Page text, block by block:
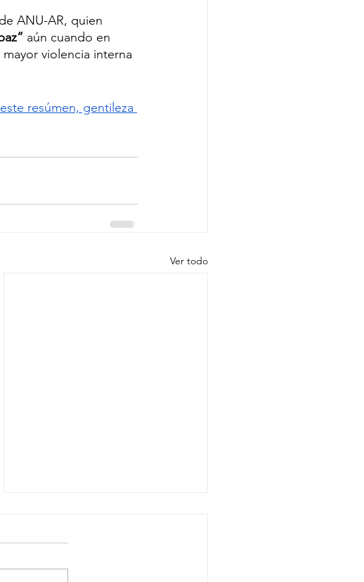
ANU-AR, quien
aún cuando en
violencia interna
resúmen, gentileza
Ver todo